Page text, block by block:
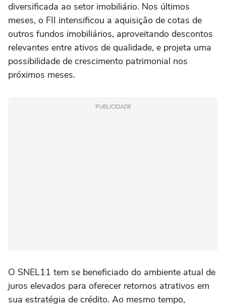
diversificada ao setor imobiliário. Nos últimos
meses, o FII intensificou a aquisição de cotas de
outros fundos imobiliários, aproveitando descontos
relevantes entre ativos de qualidade, e projeta uma
possibilidade de crescimento patrimonial nos
próximos meses.
PUBLICIDADE
O SNEL11 tem se beneficiado do ambiente atual de
juros elevados para oferecer retornos atrativos em
sua estratégia de crédito. Ao mesmo tempo,